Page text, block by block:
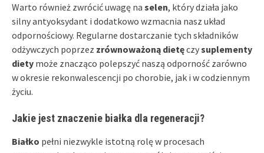
Warto również zwrócić uwagę na selen, który działa jako
silny antyoksydant i dodatkowo wzmacnia nasz układ
odpornościowy. Regularne dostarczanie tych składników
odżywczych poprzez zrównoważoną dietęczysuplementy
diety może znacząco polepszyć naszą odporność zarówno
w okresie rekonwalescencji po chorobie, jak i w codziennym
życiu.
Jakie jest znaczenie białka dla regeneracji?
Białko pełni niezwykle istotną rolę w procesach